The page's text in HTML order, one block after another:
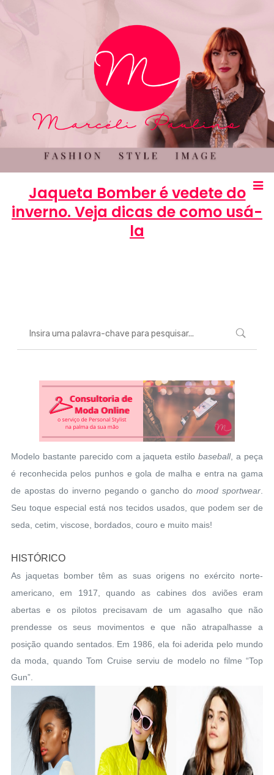
Jaqueta Bomber é vedete do
inverno. Veja dicas de como usá-
la
Modelo bastante parecido com a jaqueta estilobaseball, a peça
é reconhecida pelos punhos e gola de malha e entra na gama
de apostas do inverno pegando o gancho domood sportwear
Seu toque especial está nos tecidos usados, que podem ser de
seda, cetim, viscose, bordados, couro e muito mais!
HISTÓRICO
As jaquetas bomber têm as suas origens no exército norte-
americano, em 1917, quando as cabines dos aviões eram
abertas e os pilotos precisavam de um agasalho que não
prendesse os seus movimentos e que não atrapalhasse a
posição quando sentados. Em 1986, ela foi aderida pelo mundo
da moda, quando Tom Cruise serviu de modelo no filme “Top
Gun”.